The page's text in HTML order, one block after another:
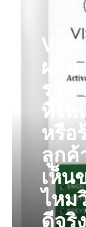
ผลิ
ราค
ที่ไห
หรือ
ลูกค้
เห็น
ไหม
ดีจริ